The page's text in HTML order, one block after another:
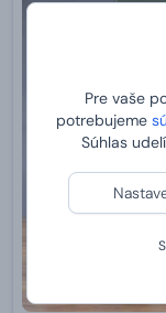
Pre vaše
potrebujeme
Súhlas